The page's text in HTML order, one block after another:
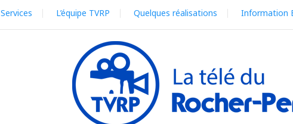
Services L’équipe TVRP Quelques réalisations Information